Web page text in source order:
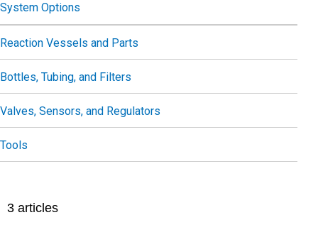
3 articles
System Options
Reaction Vessels and Parts
Bottles, Tubing, and Filters
Valves, Sensors, and Regulators
Tools